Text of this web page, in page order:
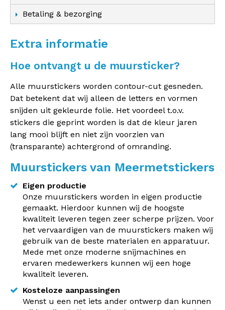
Betaling & bezorging
Extra informatie
Hoe ontvangt u de muursticker?
Alle muurstickers worden contour-cut gesneden.
Dat betekent dat wij alleen de letters en vormen
snijden uit gekleurde folie. Het voordeel t.o.v.
stickers die geprint worden is dat de kleur jaren
lang mooi blijft en niet zijn voorzien van
(transparante) achtergrond of omranding.
Muurstickers van Meermetstickers
Eigen productie
Onze muurstickers worden in eigen productie
gemaakt. Hierdoor kunnen wij de hoogste
kwaliteit leveren tegen zeer scherpe prijzen. Voor
het vervaardigen van de muurstickers maken wij
gebruik van de beste materialen en apparatuur.
Mede met onze moderne snijmachines en
ervaren medewerkers kunnen wij een hoge
kwaliteit leveren.
Kosteloze aanpassingen
Wenst u een net iets ander ontwerp dan kunnen